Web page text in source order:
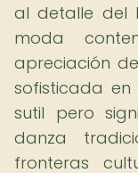
al detalle del
moda
apreciación
sofisticada en
sutil pero
danza
fronteras